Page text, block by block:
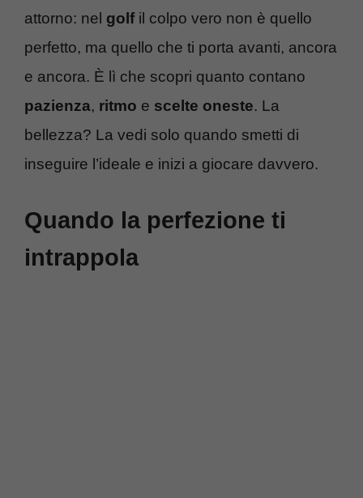
attorno: nel golfil colpo vero non è quello
perfetto, ma quello che ti porta avanti, ancora
e ancora. È lì che scopri quanto contano
pazienza, ritmo e scelte oneste. La
bellezza? La vedi solo quando smetti di
inseguire l’ideale e inizi a giocare davvero.
Quando la perfezione ti
intrappola